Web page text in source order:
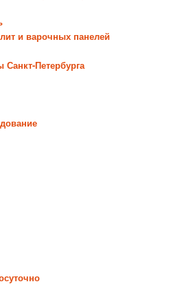
и варочных панелей
Санкт-Петербурга